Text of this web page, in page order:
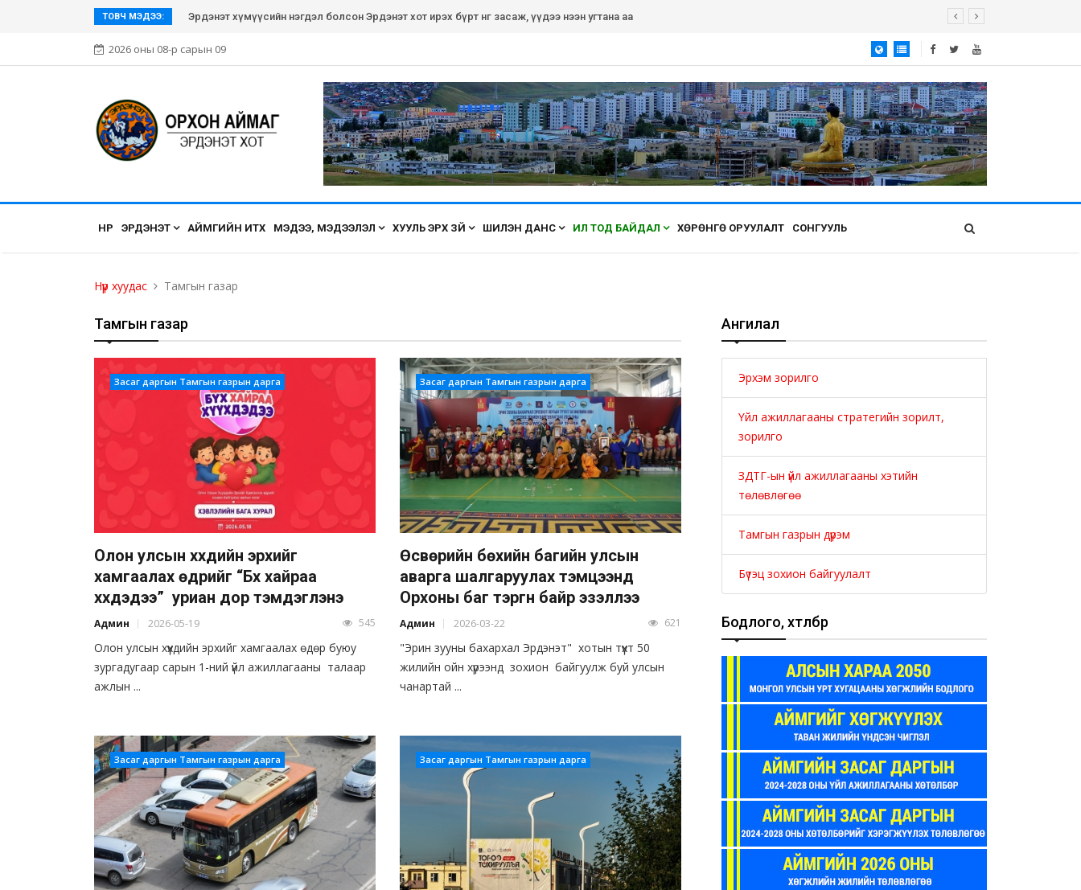
ТОВЧ МЭДЭЭ: Эрдэнэт хүмүүсийн нэгдэл болсон Эрдэнэт хот ирэх бүрт өнгөө засаж, үүдээ нээн угтана аа
2026 оны 08-р сарын 09
НҮҮР ЭРДЭНЭТ АЙМГИЙН ИТХ МЭДЭЭ, МЭДЭЭЛЭЛ ХУУЛЬ ЭРХ ЗҮЙ ШИЛЭН ДАНС ИЛ ТОД БАЙДАЛ ХӨРӨНГӨ ОРУУЛАЛТ СОНГУУЛЬ
Нүүр хуудас Тамгын газар
Тамгын газар
Засаг даргын Тамгын газрын дарга
Олон улсын хүүхдийн эрхийг
хамгаалах өдрийг “Бүх хайраа
хүүхдэдээ” уриан дор тэмдэглэнэ
Админ 2026-05-19 545
Олон улсын хүүхдийн эрхийг хамгаалах өдөр буюу
зургадугаар сарын 1-ний үйл ажиллагааны талаар
ажлын ...
Засаг даргын Тамгын газрын дарга
Өсвөрийн бөхийн багийн улсын
аварга шалгаруулах тэмцээнд
Орхоны баг тэргүүн байр эзэллээ
Админ 2026-03-22 621
"Эрин зууны бахархал Эрдэнэт" хотын түүхт 50
жилийн ойн хүрээнд зохион байгуулж буй улсын
чанартай ...
Засаг даргын Тамгын газрын дарга Засаг даргын Тамгын газрын дарга
Ангилал
Эрхэм зорилго
Үйл ажиллагааны стратегийн зорилт,
зорилго
ЗДТГ-ын үйл ажиллагааны хэтийн
төлөвлөгөө
Тамгын газрын дүрэм
Бүтэц зохион байгуулалт
Бодлого, хөтөлбөр